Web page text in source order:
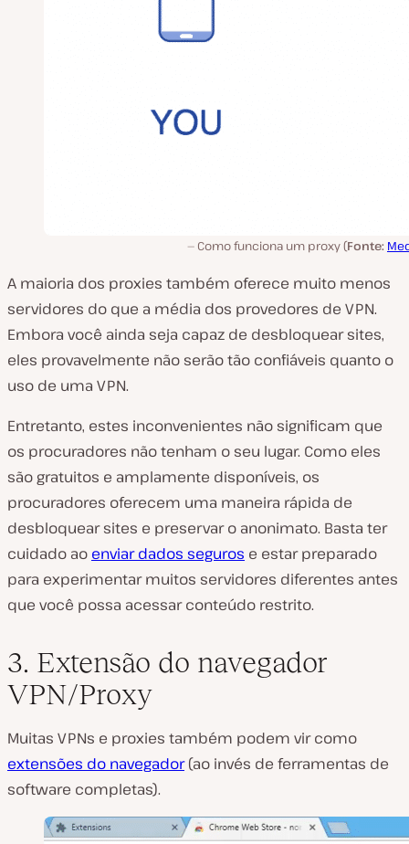
Como funciona um proxy (Fonte:
A maioria dos proxies também oferece muito menos
servidores do que a média dos provedores de VPN.
Embora você ainda seja capaz de desbloquear sites,
eles provavelmente não serão tão confiáveis quanto o
uso de uma VPN.
Entretanto, estes inconvenientes não significam que
os procuradores não tenham o seu lugar. Como eles
são gratuitos e amplamente disponíveis, os
procuradores oferecem uma maneira rápida de
desbloquear sites e preservar o anonimato. Basta ter
cuidado ao enviar dados seguros e estar preparado
para experimentar muitos servidores diferentes antes
que você possa acessar conteúdo restrito.
3. Extensão do navegador
VPN/Proxy
Muitas VPNs e proxies também podem vir como
extensões do navegador(ao invés de ferramentas de
software completas).